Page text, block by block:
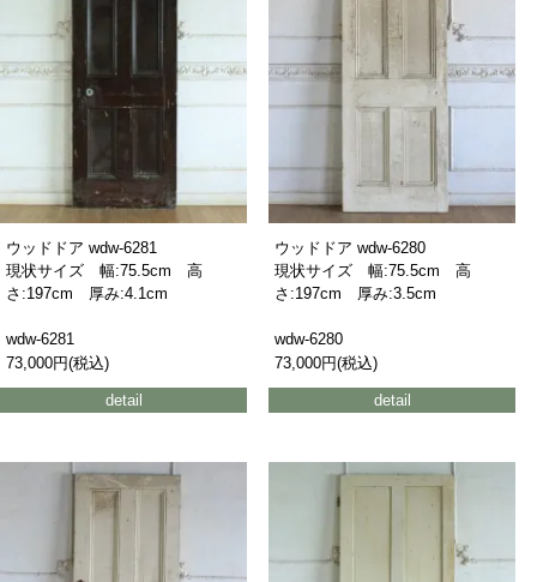
ウッドドア wdw-6281
現状サイズ 幅:75.5cm 高
さ:197cm 厚み:4.1cm
wdw-6281
73,000円(税込)
detail
ウッドドア wdw-6280
現状サイズ 幅:75.5cm 高
さ:197cm 厚み:3.5cm
wdw-6280
73,000円(税込)
detail